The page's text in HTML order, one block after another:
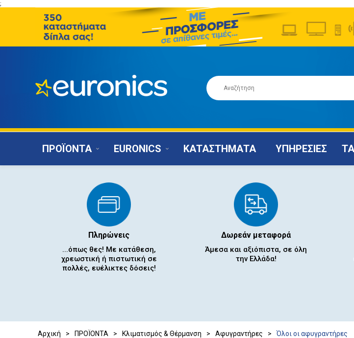
;
ΠΡΟΪΟΝΤΑ EURONICS ΚΑΤΑΣΤΗΜΑΤΑ ΥΠΗΡΕΣΙΕΣ
Πληρώνεις
...όπως θες! Με κατάθεση,
χρεωστική ή πιστωτική σε
πολλές, ευέλικτες δόσεις!
Δωρεάν μεταφορά
Άμεσα και αξιόπιστα, σε όλη
την Ελλάδα!
Αρχική > ΠΡΟΪΟΝΤΑ > Κλιματισμός & Θέρμανση > Αφυγραντήρες > Όλοι οι αφυγραντήρες